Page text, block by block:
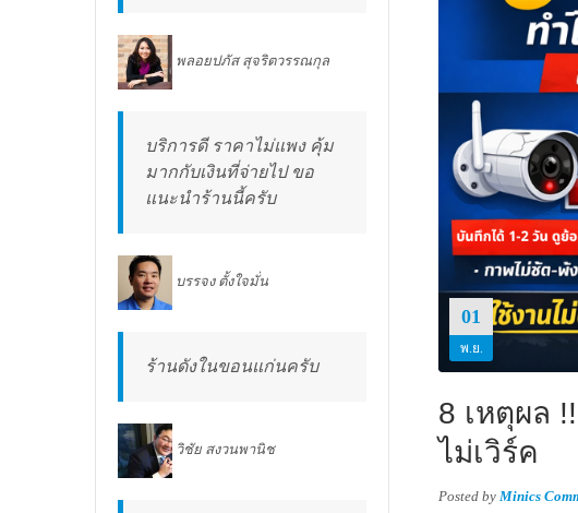
พลอยปภัส สุจริตวรรณกุล
บริการดี ราคาไม่แพง คุ้ม
มากกับเงินที่จ่ายไป ขอ
แนะนำร้านนี้ครับ
บรรจง ตั้งใจมั่น
ร้านดังในขอนแก่นครับ
วิชัย สงวนพานิช
01
พ.ย.
8 เหตุผล
ไม่เวิร์ค
Posted by Minics